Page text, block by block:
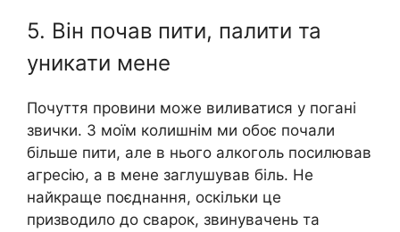
5. Він почав пити, палити та
уникати мене
Почуття провини може виливатися у погані
звички. З моїм колишнім ми обоє почали
більше пити, але в нього алкоголь посилював
агресію, а в мене заглушував біль. Не
найкраще поєднання, оскільки це
призводило до сварок, звинувачень та